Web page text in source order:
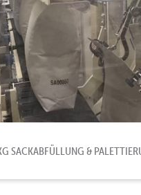
SACKABFÜLLUNG &